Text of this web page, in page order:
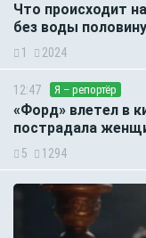
Что происходит
без воды
1 2024
12:47 Я – репортёр
«Форд» влетел в
пострадала
5 1294